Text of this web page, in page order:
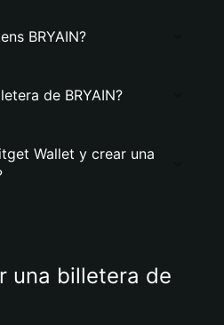
BRYAIN?
de BRYAIN?
Wallet y crear una
una billetera de